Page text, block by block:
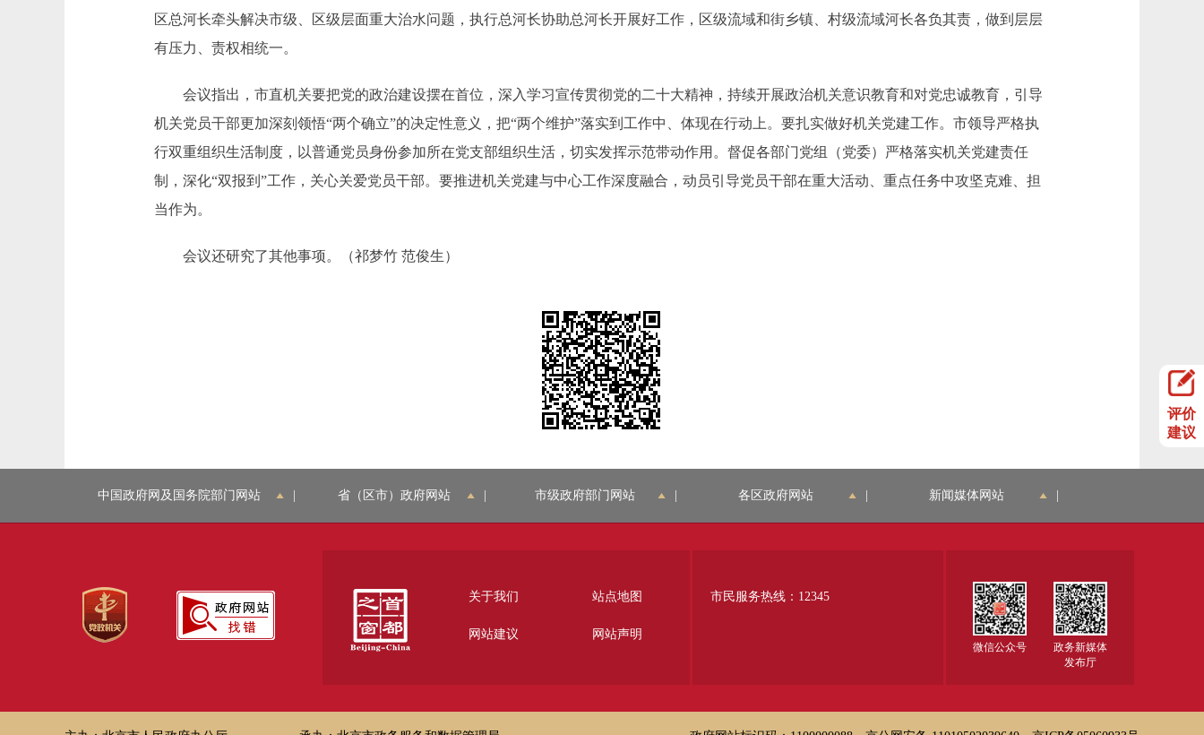
区总河长牵头解决市级、区级层面重大治水问题，执行总河长协助总河长开展好工作，区级流域和街乡镇、村级流域河长各负其责，做到层层
有压力、责权相统一。
会议指出，市直机关要把党的政治建设摆在首位，深入学习宣传贯彻党的二十大精神，持续开展政治机关意识教育和对党忠诚教育，引导
机关党员干部更加深刻领悟“两个确立”的决定性意义，把“两个维护”落实到工作中、体现在行动上。要扎实做好机关党建工作。市领导严格执
行双重组织生活制度，以普通党员身份参加所在党支部组织生活，切实发挥示范带动作用。督促各部门党组（党委）严格落实机关党建责任
制，深化“双报到”工作，关心关爱党员干部。要推进机关党建与中心工作深度融合，动员引导党员干部在重大活动、重点任务中攻坚克难、担
当作为。
会议还研究了其他事项。（祁梦竹 范俊生）
评价
建议
中国政府网及国务院部门网站 省（区市）政府网站 市级政府部门网站 各区政府网站 新闻媒体网站
关于我们 站点地图
网站建议 网站声明
市民服务热线：12345
微信公众号
政务新媒体
发布厅